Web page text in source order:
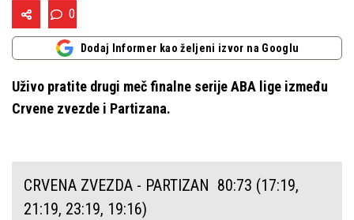
0
Dodaj Informer kao željeni izvor na Googlu
Uživo pratite drugi meč finalne serije ABA lige između
Crvene zvezde i Partizana.
CRVENA ZVEZDA - PARTIZAN 80:73 (17:19,
21:19, 23:19, 19:16)